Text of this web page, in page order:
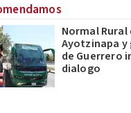
Normal Rural
Ayotzinapa
de Guerrero
dialogo